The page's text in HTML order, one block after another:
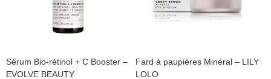
Sérum Bio-rétinol + C Booster –
EVOLVE BEAUTY
Fard à paupières Minéral – LILY
LOLO
chosen
page